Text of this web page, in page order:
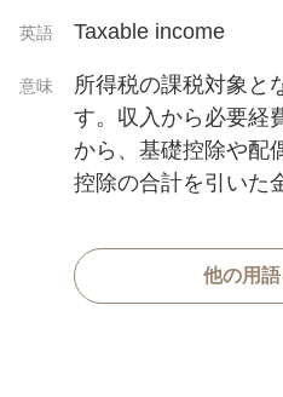
英語 Taxable income
意味
所得税の課税対象と
す。収入から必要経
から、基礎控除や配
控除の合計を引いた
他の用